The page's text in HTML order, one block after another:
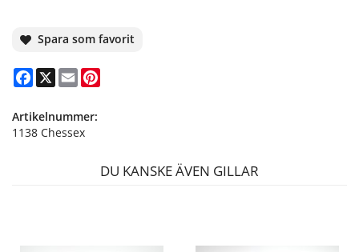
Spara som favorit
Facebook
X Email
Artikelnummer:
1138 Chessex
DU KANSKE ÄVEN GILLAR